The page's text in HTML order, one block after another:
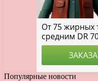
Популярные новости